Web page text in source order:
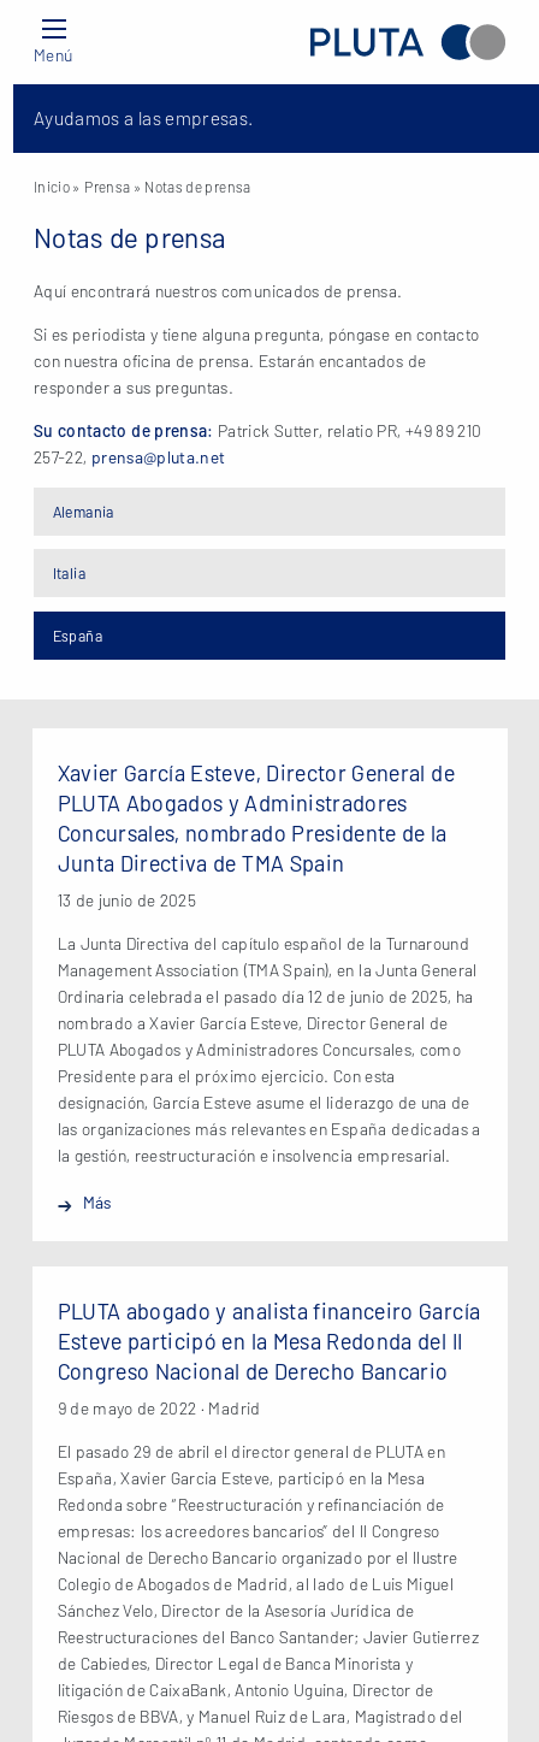
Menú
Ayudamos a las empresas.
Inicio » Prensa » Notas de prensa
Notas de prensa
Aquí encontrará nuestros comunicados de prensa.
Si es periodista y tiene alguna pregunta, póngase en contacto
con nuestra oficina de prensa. Estarán encantados de
responder a sus preguntas.
Su contacto de prensa: Patrick Sutter, relatio PR, +49 89 210
257-22, prensa@pluta.net
Alemania
Italia
España
Xavier García Esteve, Director General de
PLUTA Abogados y Administradores
Concursales, nombrado Presidente de la
Junta Directiva de TMA Spain
13 de junio de 2025
La Junta Directiva del capítulo español de la Turnaround
Management Association (TMA Spain), en la Junta General
Ordinaria celebrada el pasado día 12 de junio de 2025, ha
nombrado a Xavier García Esteve, Director General de
PLUTA Abogados y Administradores Concursales, como
Presidente para el próximo ejercicio. Con esta
designación, García Esteve asume el liderazgo de una de
las organizaciones más relevantes en España dedicadas a
la gestión, reestructuración e insolvencia empresarial.
Más
PLUTA abogado y analista financeiro García
Esteve participó en la Mesa Redonda del II
Congreso Nacional de Derecho Bancario
9 de mayo de 2022 · Madrid
El pasado 29 de abril el director general de PLUTA en
España, Xavier Garcia Esteve, participó en la Mesa
Redonda sobre “Reestructuración y refinanciación de
empresas: los acreedores bancarios” del II Congreso
Nacional de Derecho Bancario organizado por el Ilustre
Colegio de Abogados de Madrid, al lado de Luis Miguel
Sánchez Velo, Director de la Asesoría Jurídica de
Reestructuraciones del Banco Santander; Javier Gutierrez
de Cabiedes, Director Legal de Banca Minorista y
litigación de CaixaBank, Antonio Uguina, Director de
Riesgos de BBVA, y Manuel Ruiz de Lara, Magistrado del